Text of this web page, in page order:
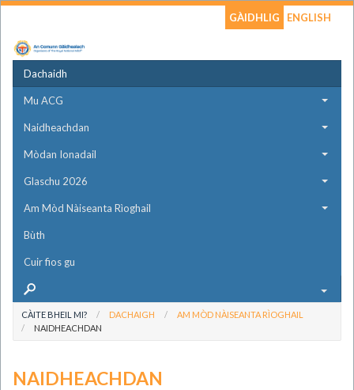
GÀIDHLIG ENGLISH
Dachaidh
Mu ACG
Naidheachdan
Mòdan Ionadail
Glaschu 2026
Am Mòd Nàiseanta Rìoghail
Bùth
Cuir fios gu
CÀITE BHEIL MI? DACHAIGH
AM MÒD NÀISEANTA RÌOGHAIL
NAIDHEACHDAN
NAIDHEACHDAN